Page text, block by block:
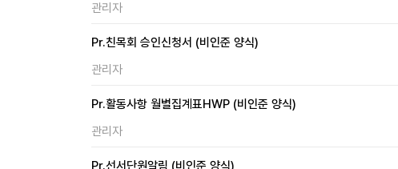
관리자
Pr.친목회 승인신청서 (비인준 양식)
관리자
Pr.활동사항 월별집계표HWP (비인준 양식)
관리자
Pr.선서단원알림 (비인준 양식)